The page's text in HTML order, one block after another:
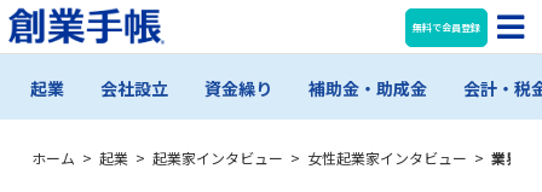
無料で会員登録
起業 会社設立 資金繰り 補助金・助成金 会計・税
ホーム > 起業 > 起業家インタビュー > 女性起業家インタビュー > 業界知